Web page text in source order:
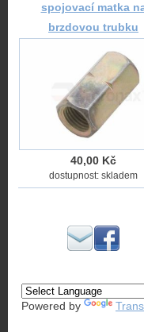
spojovací matka
brzdovou trubku
40,00 Kč
dostupnost: skladem
Powered by